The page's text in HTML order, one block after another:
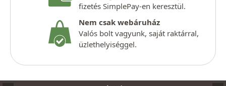
fizetés SimplePay-en keresztül.
Nem csak webáruház
Valós bolt vagyunk, saját raktárral,
üzlethelyiséggel.